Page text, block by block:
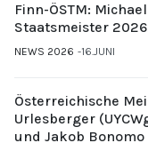
Finn-ÖSTM:
Staatsmeister
NEWS 2026 16.JUNI
Österreichische
Urlesberger
und Jakob Bonomo